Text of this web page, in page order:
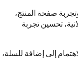
صفحة المنتج،
تحسين تجربة
إلى إضافة للسلة،